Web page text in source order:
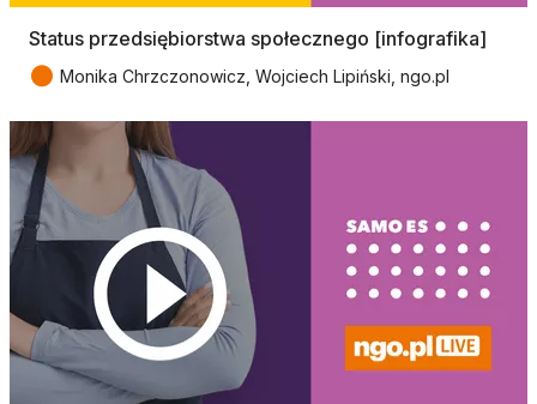
Status przedsiębiorstwa społecznego [infografika]
● Monika Chrzczonowicz, Wojciech Lipiński, ngo.pl